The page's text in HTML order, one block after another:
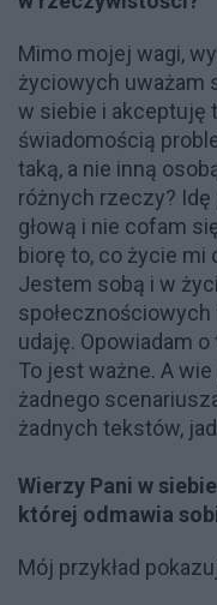
Mimo mojej wagi,
życiowych uważam
w siebie i akceptuję
świadomością
taką, a nie inną
różnych rzeczy?
głową i nie cofam
biorę to, co życie mi
Jestem sobą i w
społecznościowych
udaję. Opowiadam
To jest ważne. A
żadnego
żadnych tekstów,
Wierzy Pani w
której odmawia
Mój przykład